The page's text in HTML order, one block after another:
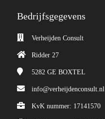
Bedrijfsgegevens
Verheijden Consult
Ridder 27
5282 GE BOXTEL
info@verheijdenconsult.nl
KvK nummer: 17141570